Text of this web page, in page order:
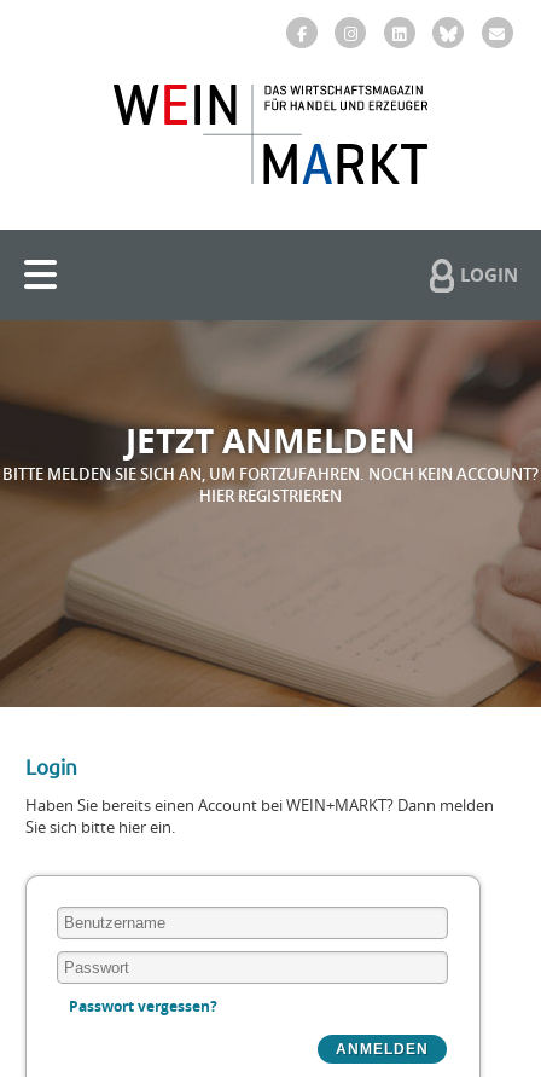
LOGIN
JETZT ANMELDEN
BITTE MELDEN SIE SICH AN, UM FORTZUFAHREN. NOCH KEIN ACCOUNT?
HIER REGISTRIEREN
Login
Haben Sie bereits einen Account bei WEIN+MARKT? Dann melden
Sie sich bitte hier ein.
Passwort vergessen?